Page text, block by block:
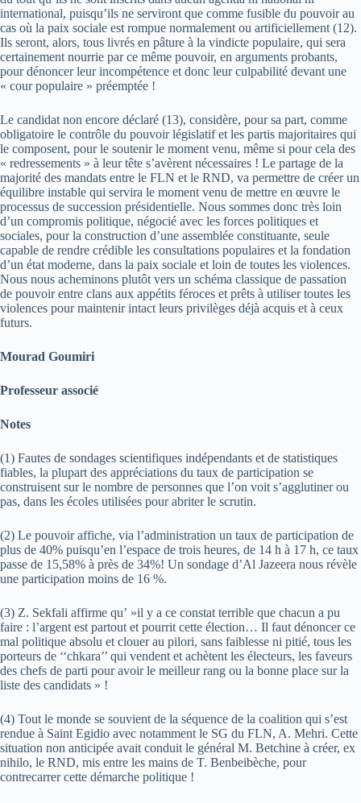
international, puisqu’ils ne serviront que comme fusible du pouvoir au
cas où la paix sociale est rompue normalement ou artificiellement (12).
Ils seront, alors, tous livrés en pâture à la vindicte populaire, qui sera
certainement nourrie par ce même pouvoir, en arguments probants,
pour dénoncer leur incompétence et donc leur culpabilité devant une
« cour populaire » préemptée !
Le candidat non encore déclaré (13), considère, pour sa part, comme
obligatoire le contrôle du pouvoir législatif et les partis majoritaires qui
le composent, pour le soutenir le moment venu, même si pour cela des
« redressements » à leur tête s’avèrent nécessaires ! Le partage de la
majorité des mandats entre le FLN et le RND, va permettre de créer un
équilibre instable qui servira le moment venu de mettre en œuvre le
processus de succession présidentielle. Nous sommes donc très loin
d’un compromis politique, négocié avec les forces politiques et
sociales, pour la construction d’une assemblée constituante, seule
capable de rendre crédible les consultations populaires et la fondation
d’un état moderne, dans la paix sociale et loin de toutes les violences.
Nous nous acheminons plutôt vers un schéma classique de passation
de pouvoir entre clans aux appétits féroces et prêts à utiliser toutes les
violences pour maintenir intact leurs privilèges déjà acquis et à ceux
futurs.
Mourad Goumiri
Professeur associé
Notes
(1) Fautes de sondages scientifiques indépendants et de statistiques
fiables, la plupart des appréciations du taux de participation se
construisent sur le nombre de personnes que l’on voit s’agglutiner ou
pas, dans les écoles utilisées pour abriter le scrutin.
(2) Le pouvoir affiche, via l’administration un taux de participation de
plus de 40% puisqu’en l’espace de trois heures, de 14 h à 17 h, ce taux
passe de 15,58% à près de 34%! Un sondage d’Al Jazeera nous révèle
une participation moins de 16 %.
(3) Z. Sekfali affirme qu’ »il y a ce constat terrible que chacun a pu
faire : l’argent est partout et pourrit cette élection… Il faut dénoncer ce
mal politique absolu et clouer au pilori, sans faiblesse ni pitié, tous les
porteurs de ‘‘chkara’’ qui vendent et achètent les électeurs, les faveurs
des chefs de parti pour avoir le meilleur rang ou la bonne place sur la
liste des candidats » !
(4) Tout le monde se souvient de la séquence de la coalition qui s’est
rendue à Saint Egidio avec notamment le SG du FLN, A. Mehri. Cette
situation non anticipée avait conduit le général M. Betchine à créer, ex
nihilo, le RND, mis entre les mains de T. Benbeibèche, pour
contrecarrer cette démarche politique !